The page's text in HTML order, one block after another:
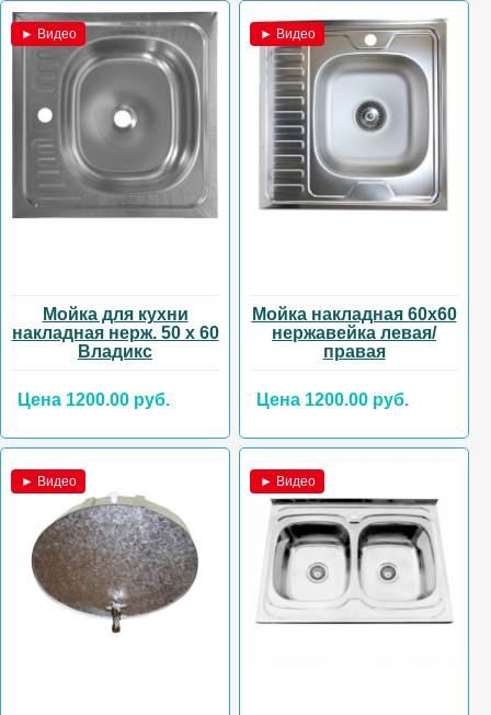
► Видео
Мойка для кухни
накладная нерж. 50 х 60
Владикс
Цена 1200.00 руб.
► Видео
Мойка накладная 60х60
нержавейка левая/
правая
Цена 1200.00 руб.
► Видео ► Видео